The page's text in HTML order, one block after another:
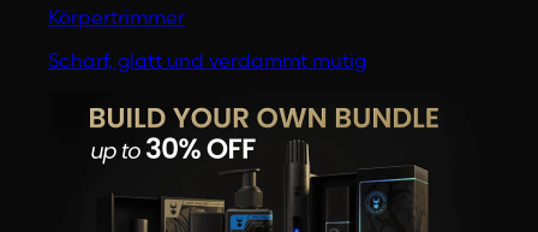
Körpertrimmer
Scharf, glatt und verdammt mutig